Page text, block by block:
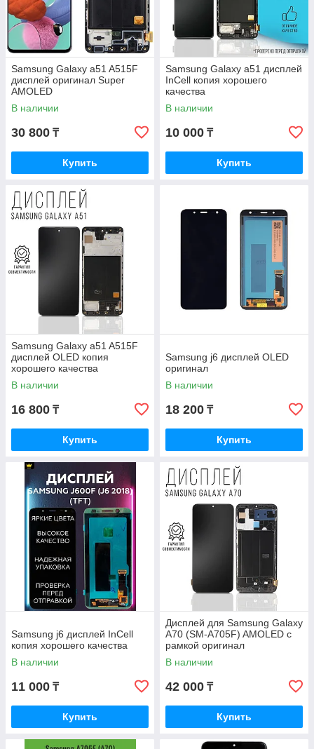
Samsung Galaxy a51 A515F
дисплей оригинал Super
AMOLED
В наличии
30 800 ₸
Купить
Samsung Galaxy a51 дисплей
InCell копия хорошего
качества
В наличии
10 000 ₸
Купить
Samsung Galaxy a51 A515F
дисплей OLED копия
хорошего качества
В наличии
16 800 ₸
Купить
Samsung j6 дисплей OLED
оригинал
В наличии
18 200 ₸
Купить
Samsung j6 дисплей InCell
копия хорошего качества
В наличии
11 000 ₸
Купить
Дисплей для Samsung Galaxy
A70 (SM-A705F) AMOLED с
рамкой оригинал
В наличии
42 000 ₸
Купить